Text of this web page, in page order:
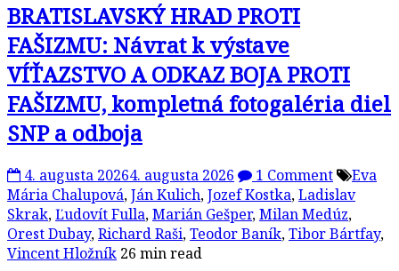
BRATISLAVSKÝ HRAD PROTI
FAŠIZMU: Návrat k výstave
VÍŤAZSTVO A ODKAZ BOJA PROTI
FAŠIZMU, kompletná fotogaléria diel
SNP a odboja
4. augusta 20264. augusta 2026 1 Comment
Eva
Mária Chalupová,Ján Kulich,Jozef Kostka,Ladislav
Skrak,Ľudovít Fulla,Marián Gešper,Milan Medúz,
Orest Dubay,Richard Raši,Teodor Baník,Tibor Bártfay,
Vincent Hložník 26 min read